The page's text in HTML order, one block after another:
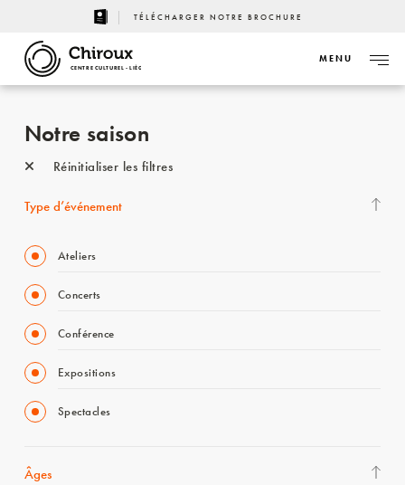
TÉLÉCHARGER NOTRE BROCHURE
CENTRE CULTUREL - LIÈGE
MENU
Notre saison
Réinitialiser les filtres
Type d’événement
Ateliers
Concerts
Conférence
Expositions
Spectacles
Âges